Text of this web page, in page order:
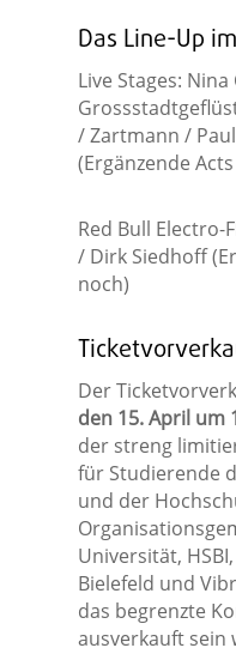
Das Line-Up
Live Stages:
/ Zartmann /
(Ergänzende
Red Bull Electro-
/ Dirk Siedhoff
noch)
Der
den 15. April um
der streng
für Studierende
und der
Universität,
Bielefeld und
das begrenzte
ausverkauft sein